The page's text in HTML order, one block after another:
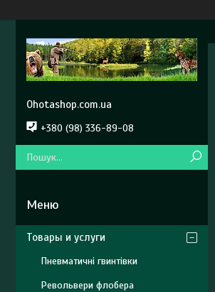
Ohotashop.com.ua
+380 (98) 336-89-08
Товары и услуги
Пневматичні гвинтівки
Револьвери флобера